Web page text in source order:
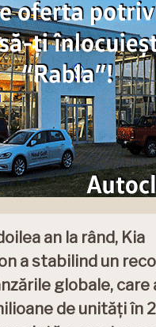
an la rând, Kia
a stabilind un
globale, care
de unități în